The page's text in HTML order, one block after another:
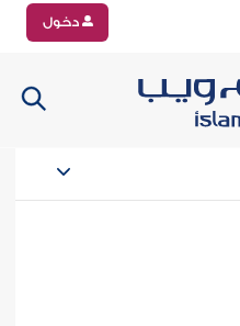
دخول